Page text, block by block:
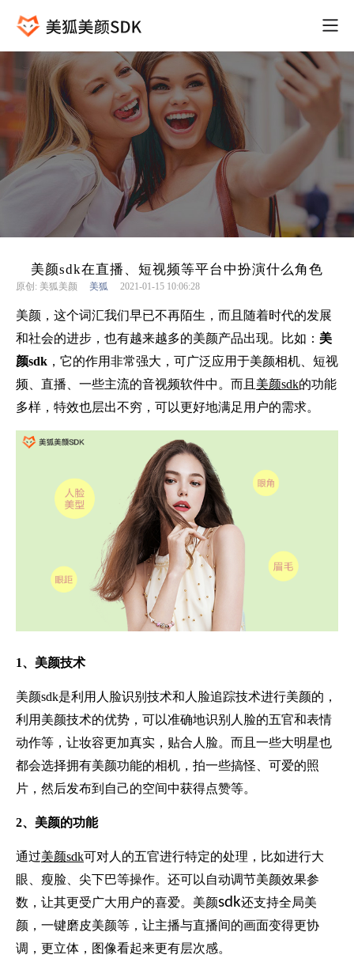
美颜sdk在直播、短视频等平台中扮演什么角色
原创: 美狐美颜 美狐 2021-01-15 10:06:28
美颜，这个词汇我们早已不再陌生，而且随着时代的发展
和社会的进步，也有越来越多的美颜产品出现。比如： 美
颜sdk ，它的作用非常强大，可广泛应用于美颜相机、短视
频、直播、一些主流的音视频软件中。而且 美颜sdk的功能
多样，特效也层出不穷，可以更好地满足用户的需求。
1、美颜技术
美颜sdk是利用人脸识别技术和人脸追踪技术进行美颜的，
利用美颜技术的优势，可以准确地识别人脸的五官和表情
动作等，让妆容更加真实，贴合人脸。而且一些大明星也
都会选择拥有美颜功能的相机，拍一些搞怪、可爱的照
片，然后发布到自己的空间中获得点赞等。
2、美颜的功能
通过美颜sdk可对人的五官进行特定的处理，比如进行大
眼、瘦脸、尖下巴等操作。还可以自动调节美颜效果参
数，让其更受广大用户的喜爱。美颜sdk还支持全局美
颜，一键磨皮美颜等，让主播与直播间的画面变得更协
调，更立体，图像看起来更有层次感。